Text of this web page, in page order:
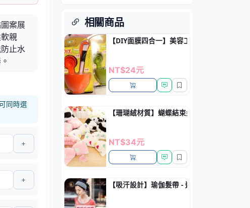
案展
親
止水
同時選
相關商品
【DIY面膜四合一】美容工具組 - 面膜碗棒刷
NT$24元
【珊瑚絨材質】蝴蝶結束髮帶 - 洗臉化妝束
NT$34元
【吸汗設計】瑜伽髮帶 - 運動毛巾頭巾